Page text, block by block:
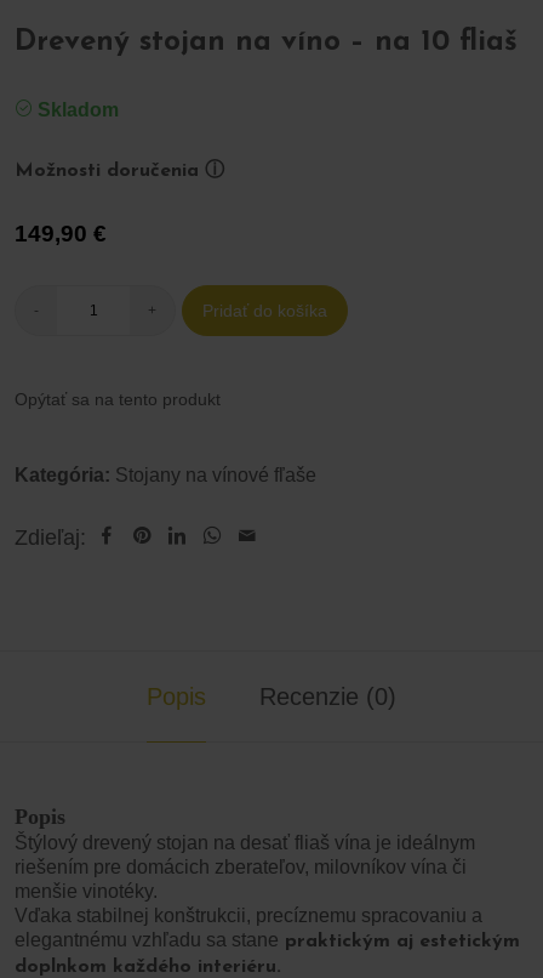
Drevený stojan na víno – na 10 fliaš
Skladom
Možnosti doručenia ⓘ
149,90 €
- + Pridať do košíka
Opýtať sa na tento produkt
Kategória: Stojany na vínové fľaše
Zdieľaj:
Popis Recenzie (0)
Popis
Štýlový drevený stojan na desať fliaš vína je ideálnym
riešením pre domácich zberateľov, milovníkov vína či
menšie vinotéky.
Vďaka stabilnej konštrukcii, precíznemu spracovaniu a
elegantnému vzhľadu sa stane praktickým aj estetickým
doplnkom každého interiéru.